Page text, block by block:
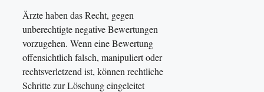
Ärzte haben das Recht, gegen
unberechtigte negative Bewertungen
vorzugehen. Wenn eine Bewertung
offensichtlich falsch, manipuliert oder
rechtsverletzend ist, können rechtliche
Schritte zur Löschung eingeleitet